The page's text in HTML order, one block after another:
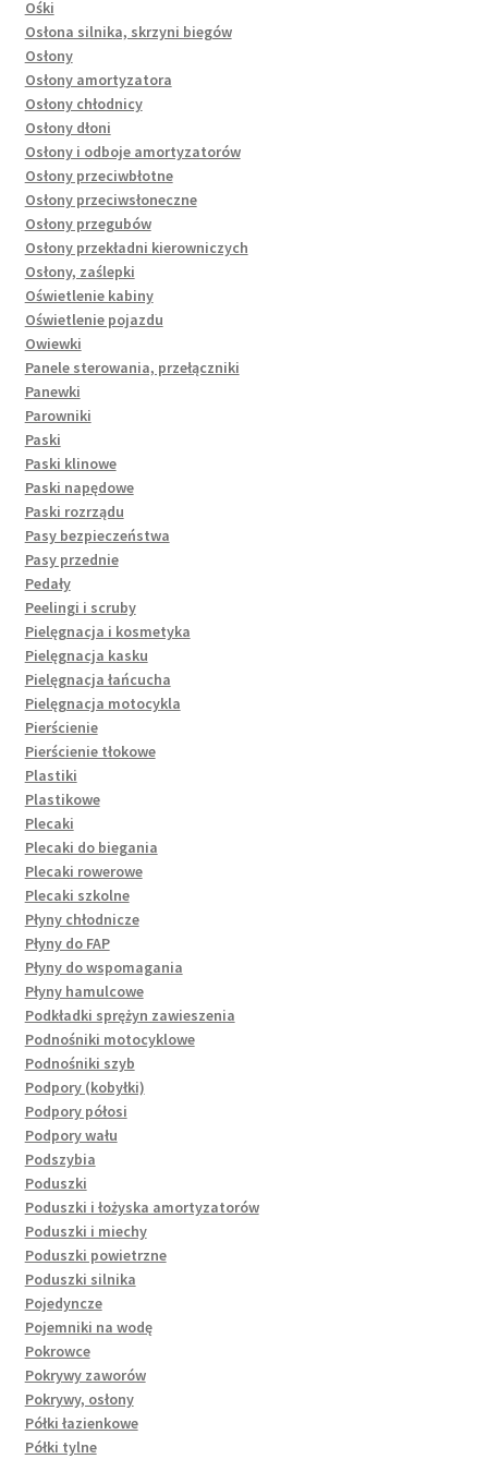
Ośki
Osłona silnika, skrzyni biegów
Osłony
Osłony amortyzatora
Osłony chłodnicy
Osłony dłoni
Osłony i odboje amortyzatorów
Osłony przeciwbłotne
Osłony przeciwsłoneczne
Osłony przegubów
Osłony przekładni kierowniczych
Osłony, zaślepki
Oświetlenie kabiny
Oświetlenie pojazdu
Owiewki
Panele sterowania, przełączniki
Panewki
Parowniki
Paski
Paski klinowe
Paski napędowe
Paski rozrządu
Pasy bezpieczeństwa
Pasy przednie
Pedały
Peelingi i scruby
Pielęgnacja i kosmetyka
Pielęgnacja kasku
Pielęgnacja łańcucha
Pielęgnacja motocykla
Pierścienie
Pierścienie tłokowe
Plastiki
Plastikowe
Plecaki
Plecaki do biegania
Plecaki rowerowe
Plecaki szkolne
Płyny chłodnicze
Płyny do FAP
Płyny do wspomagania
Płyny hamulcowe
Podkładki sprężyn zawieszenia
Podnośniki motocyklowe
Podnośniki szyb
Podpory (kobyłki)
Podpory półosi
Podpory wału
Podszybia
Poduszki
Poduszki i łożyska amortyzatorów
Poduszki i miechy
Poduszki powietrzne
Poduszki silnika
Pojedyncze
Pojemniki na wodę
Pokrowce
Pokrywy zaworów
Pokrywy, osłony
Półki łazienkowe
Półki tylne